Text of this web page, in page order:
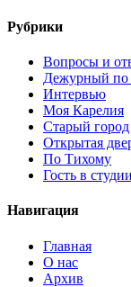
Рубрики
Вопросы и
Дежурный по
Интервью
Моя Карелия
Старый город
Открытая
По Тихому
Гость в студии
Навигация
Главная
О нас
Архив